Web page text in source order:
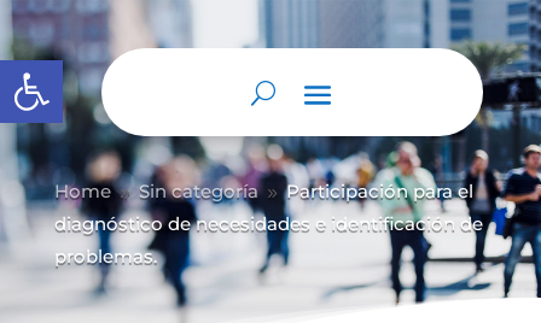
Abrir barra de herramientas
Home 9 Sin categoría 9 Participación para el
diagnóstico de necesidades e identificación de
problemas.